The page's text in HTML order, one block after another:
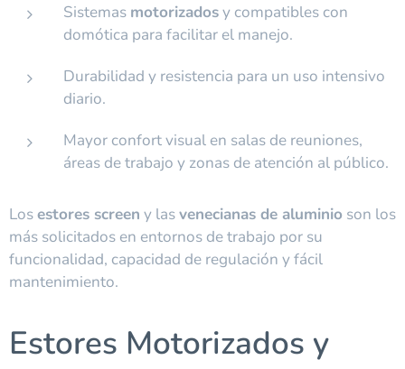
Sistemas motorizadosy compatibles con
domótica para facilitar el manejo.
Durabilidad y resistencia para un uso intensivo
diario.
Mayor confort visual en salas de reuniones,
áreas de trabajo y zonas de atención al público.
Losestores screen y lasvenecianas de aluminio son los
más solicitados en entornos de trabajo por su
funcionalidad, capacidad de regulación y fácil
mantenimiento.
Estores Motorizados y